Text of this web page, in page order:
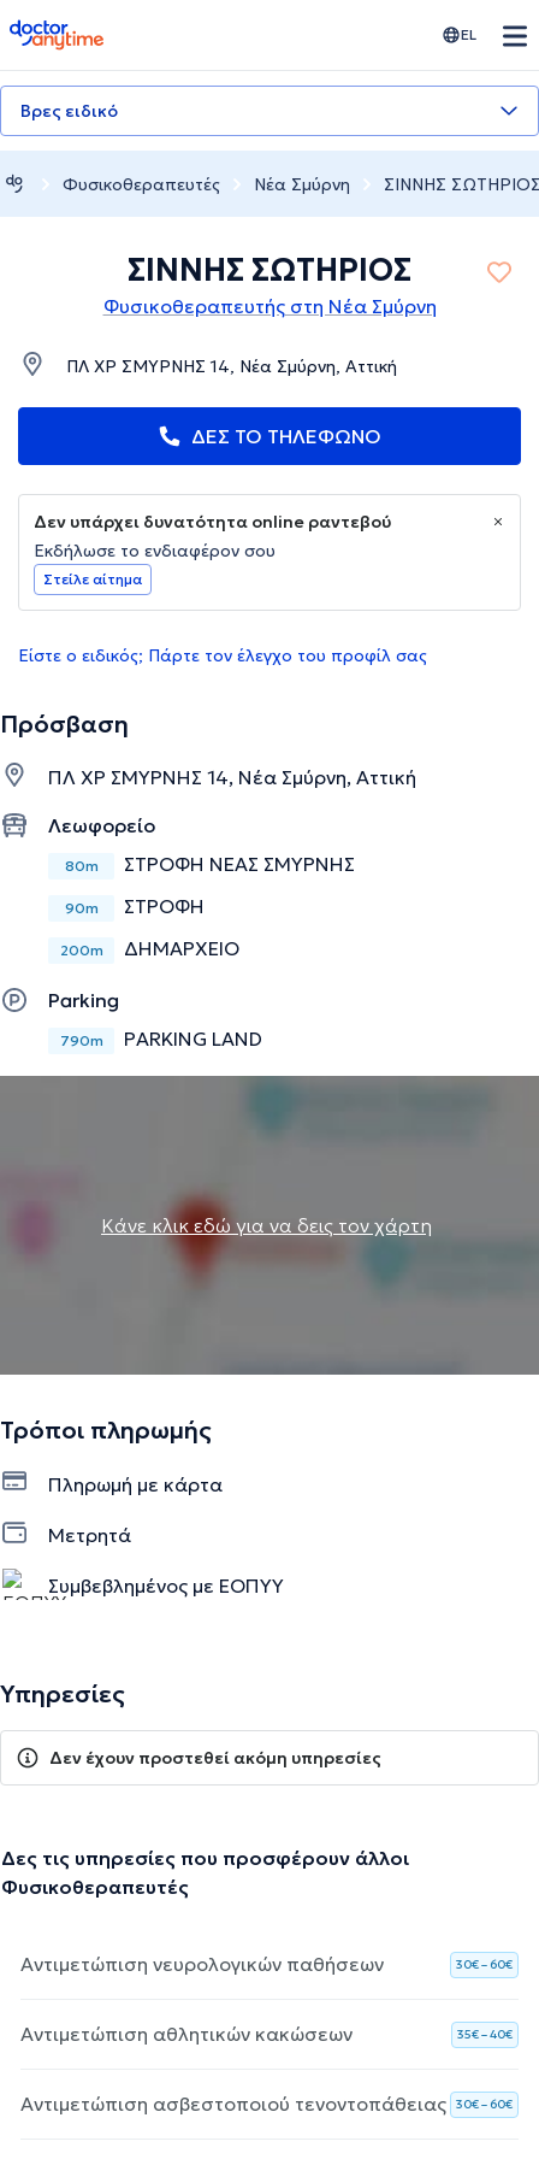
doctoranytime EL
Βρες ειδικό
Φυσικοθεραπευτές Νέα Σμύρνη ΣΙΝΝΗΣ
ΣΙΝΝΗΣ ΣΩΤΗΡΙΟΣ
Φυσικοθεραπευτής στη Νέα Σμύρνη
ΠΛ ΧΡ ΣΜΥΡΝΗΣ 14, Νέα Σμύρνη, Αττική
ΔΕΣ ΤΟ ΤΗΛΕΦΩΝΟ
Δεν υπάρχει δυνατότητα online ραντεβού
Εκδήλωσε το ενδιαφέρον σου
Στείλε αίτημα
Είστε ο ειδικός; Πάρτε τον έλεγχο του προφίλ σας
Πρόσβαση
ΠΛ ΧΡ ΣΜΥΡΝΗΣ 14, Νέα Σμύρνη, Αττική
Λεωφορείο
80m ΣΤΡΟΦΗ ΝΕΑΣ ΣΜΥΡΝΗΣ
90m ΣΤΡΟΦΗ
200m ΔΗΜΑΡΧΕΙΟ
Parking
790m PARKING LAND
Κάνε κλικ εδώ για να δεις τον χάρτη
Τρόποι πληρωμής
Πληρωμή με κάρτα
Μετρητά
Συμβεβλημένος με ΕΟΠΥΥ
Υπηρεσίες
Δεν έχουν προστεθεί ακόμη υπηρεσίες
Δες τις υπηρεσίες που προσφέρουν άλλοι
Φυσικοθεραπευτές
Αντιμετώπιση νευρολογικών παθήσεων 30€ – 60€
Αντιμετώπιση αθλητικών κακώσεων 35€ – 40€
Αντιμετώπιση ασβεστοποιού τενοντοπάθειας 30€ – 60€